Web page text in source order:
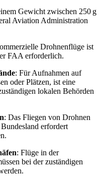
Gewicht zwischen 250 g
Aviation Administration
Drohnenflüge ist
FAA erforderlich.
: Für Aufnahmen auf
oder Plätzen, ist eine
lokalen Behörden
: Das Fliegen von Drohnen
erfordert
: Flüge in der
bei der zuständigen